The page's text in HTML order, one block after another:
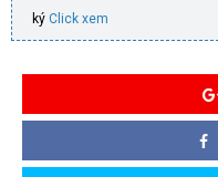
ký Click xem